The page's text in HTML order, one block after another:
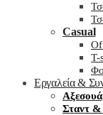
Casual
T-
Εργαλεία &
Σταντ &